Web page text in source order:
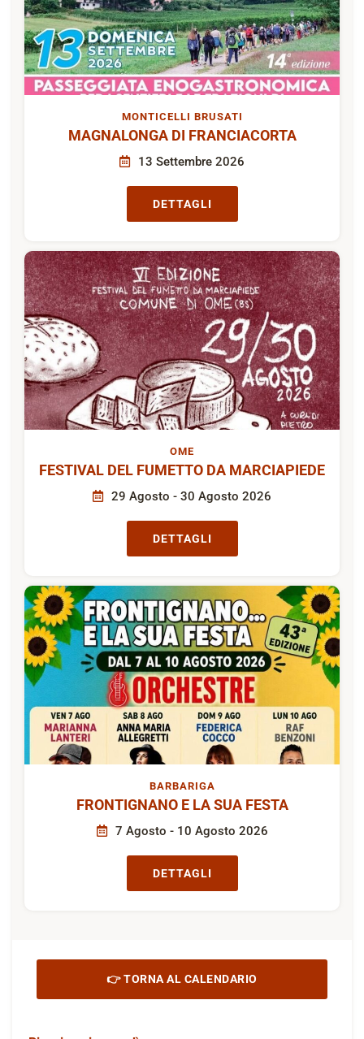
MONTICELLI BRUSATI
MAGNALONGA DI FRANCIACORTA
13 Settembre 2026
DETTAGLI
OME
FESTIVAL DEL FUMETTO DA MARCIAPIEDE
29 Agosto - 30 Agosto 2026
DETTAGLI
BARBARIGA
FRONTIGNANO E LA SUA FESTA
7 Agosto - 10 Agosto 2026
DETTAGLI
👉 TORNA AL CALENDARIO